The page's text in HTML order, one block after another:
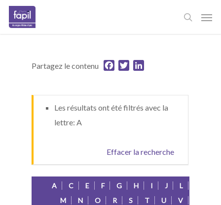
Skip
Partagez le contenu Facebook
Twitter
Les résultats ont été filtrés avec la
lettre: A
Effacer la recherche
A C E F G H I J
L
M
N O R S T U V